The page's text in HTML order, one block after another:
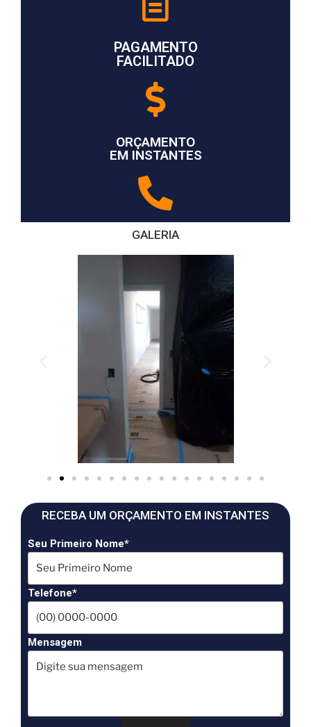
PAGAMENTO
FACILITADO
ORÇAMENTO
EM INSTANTES
GALERIA
RECEBA UM ORÇAMENTO EM INSTANTES
Seu Primeiro Nome*
Telefone*
Mensagem